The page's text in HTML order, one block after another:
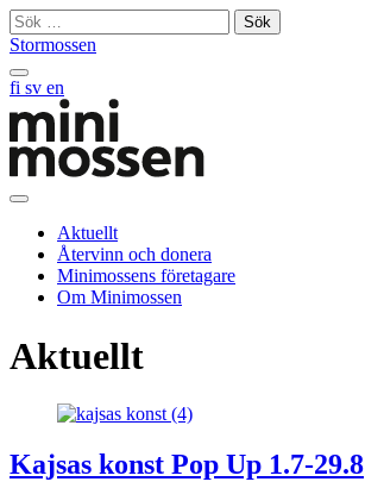
Skip
to
Sök
efter:
Stormossen
Sök
på
sajten
fi sv en
Öppna
huvudmenyAktuellt
Återvinn och donera
Minimossens företagare
Om Minimossen
Aktuellt
Kajsas konst Pop Up 1.7-29.8